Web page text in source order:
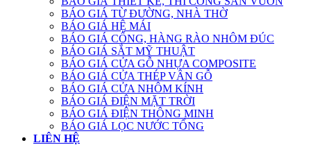
BÁO GIÁ TỪ ĐƯỜNG, NHÀ THỜ
BÁO GIÁ HỆ MÁI
BÁO GIÁ CỔNG, HÀNG RÀO NHÔM ĐÚC
BÁO GIÁ SẮT MỸ THUẬT
BÁO GIÁ CỬA GỖ NHỰA COMPOSITE
BÁO GIÁ CỬA THÉP VÂN GỖ
BÁO GIÁ CỬA NHÔM KÍNH
BÁO GIÁ ĐIỆN MẶT TRỜI
BÁO GIÁ ĐIỆN THÔNG MINH
BÁO GIÁ LỌC NƯỚC TỔNG
LIÊN HỆ